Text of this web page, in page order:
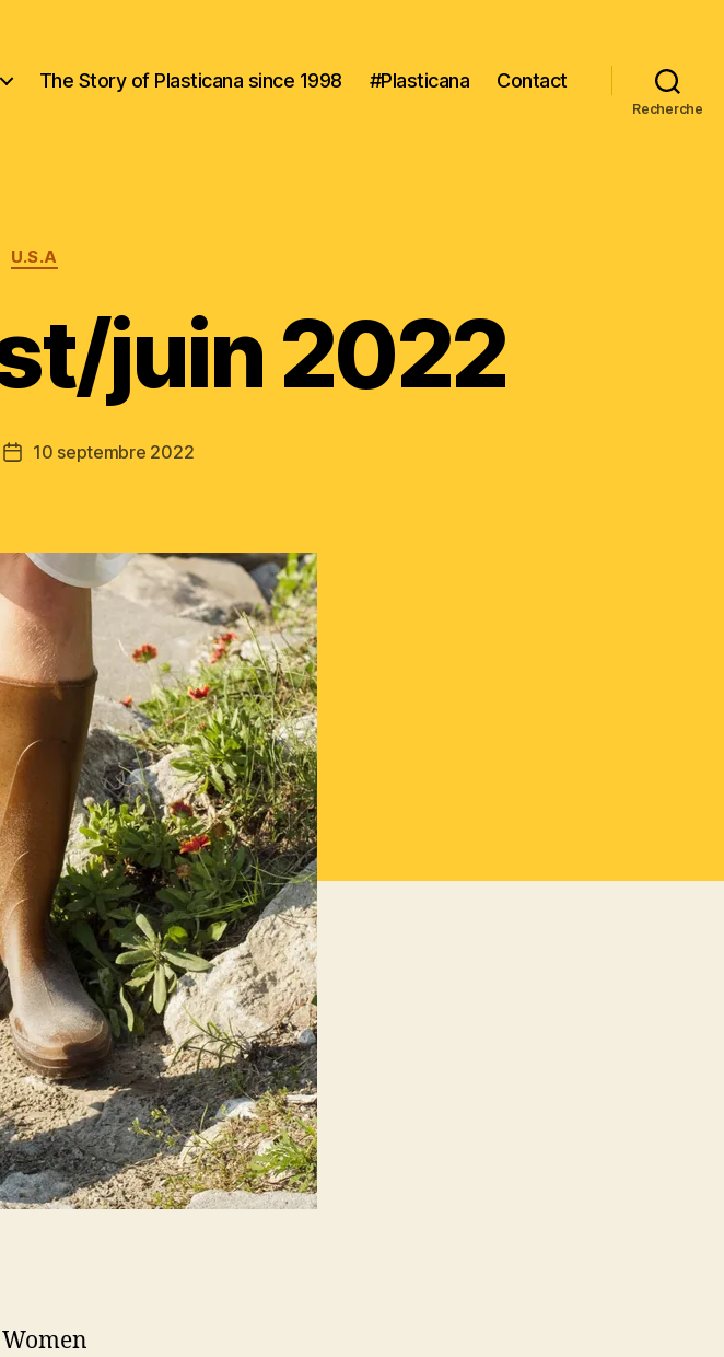
The Story of Plasticana since 1998 #Plasticana Contact
Recherche
Catégories
U.S.A
juin 2022
Date10 septembre 2022